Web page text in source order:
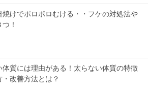
焼けでポロポロむける・・フケの対処法や
！
体質には理由がある！太らない体質の特徴
・改善方法とは？